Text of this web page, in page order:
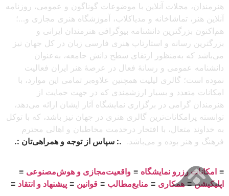
هنرمندان، مجلات آنلاین با موضوعات گوناگون و عمومی، روزنامه
آنلاین هنر، تماشاخانه و مدیاکلاب، آموزشگاه هنری مجازی و…؛
هم‌اکنون بزرگترین دانشنامه بیوگرافی هنرمندان ایرانی و
بزرگترین رسانه و استارتاپ هنری فارسی زبان در کل جهان نیز
می‌باشد که به‌منظور ارتقای سطح دانش جامعه، به‌عنوان
دانشنامه عمومی و رسانهٔ فعال در عرصهٔ هنر ایران فعالیت
نموده است؛ گالری لیلیت همچنین علاوه‌بر تمامی این موارد، با
امکانات متعدد و بسیار ارزشمندی که در جهت حمایت از
هنرمندان گرامی در برگزاری نمایشگاه آثار ایشان ارائه می‌دهد،
توانسته پرامکانات‌ترین گالری هنری در جهان نیز باشد، که با توکل
به خداوند متعال، با افتخار درخدمت مخاطبان و اهالی محترم
فرهنگ و هنر بوده و می‌باشد. .: سپاس از توجه و همراهی‌تان :.
≡ امکانات رزرو نمایشگاه ≡ واقعیت‌مجازی و هوش‌مصنوعی ≡
اپلیکیشن≡همکاری ≡ منابع‌مطالب ≡ قوانین ≡ پیشنهاد و انتقاد ≡